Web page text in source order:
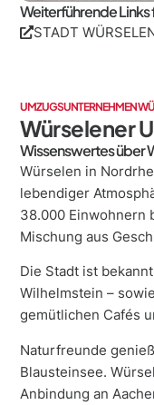
UMZUGSUNTERNEHMEN
Würselener
Wissenswertes über
Würselen in
lebendiger
38.000 Einwohnern
Mischung aus
Die Stadt ist
Wilhelmstein –
gemütlichen Cafés
Naturfreunde
Blausteinsee.
Anbindung an
Weiterführende Links
STADT